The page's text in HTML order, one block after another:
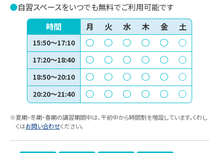
●自習スペースをいつでも無料でご利用可能です
時間
月 火 水 木 金 土
15:50～17:10
17:20～18:40
18:50～20:10
20:20～21:40
※夏期・冬期・春期の講習期間中は、午前中から時間割を増設しています。くわし
くはお問い合わせください。